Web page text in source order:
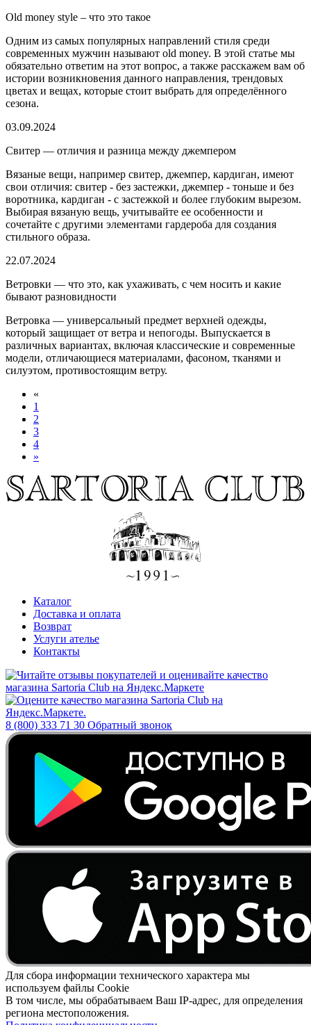
Old money style – что это такое
Одним из самых популярных направлений стиля среди
современных мужчин называют old money. В этой статье мы
обязательно ответим на этот вопрос, а также расскажем вам об
истории возникновения данного направления, трендовых
цветах и вещах, которые стоит выбрать для определённого
сезона.
03.09.2024
Свитер — отличия и разница между джемпером
Вязаные вещи, например свитер, джемпер, кардиган, имеют
свои отличия: свитер - без застежки, джемпер - тоньше и без
воротника, кардиган - с застежкой и более глубоким вырезом.
Выбирая вязаную вещь, учитывайте ее особенности и
сочетайте с другими элементами гардероба для создания
стильного образа.
22.07.2024
Ветровки — что это, как ухаживать, с чем носить и какие
бывают разновидности
Ветровка — универсальный предмет верхней одежды,
который защищает от ветра и непогоды. Выпускается в
различных вариантах, включая классические и современные
модели, отличающиеся материалами, фасоном, тканями и
силуэтом, противостоящим ветру.
«
1
2
3
4
»
Каталог
Доставка и оплата
Возврат
Услуги ателье
Контакты
8 (800) 333 71 30 Обратный звонок
Для сбора информации технического характера мы
используем файлы Cookie
В том числе, мы обрабатываем Ваш IP-адрес, для определения
региона местоположения.